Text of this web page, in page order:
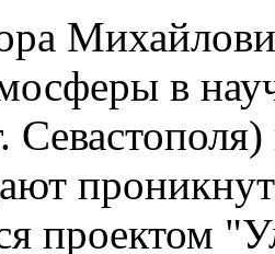
в
проектом